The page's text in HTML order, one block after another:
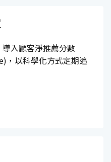
入顧客淨推薦分數
，以科學化方式定期追